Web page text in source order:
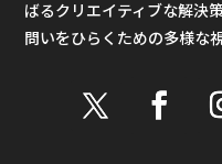
ばるクリエイティブな解決
問いをひらくための多様な